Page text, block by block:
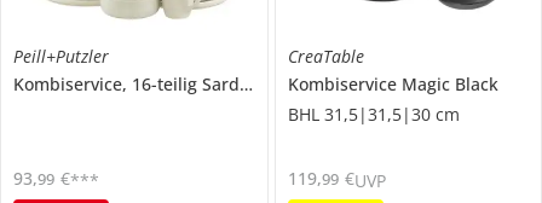
Peill+Putzler
Kombiservice, 16-teilig Sardara
93,99 €***
CreaTable
Kombiservice Magic Black
BHL 31,5|31,5|30 cm
119,99 €UVP